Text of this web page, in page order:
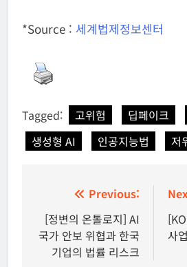
*Source : 세계법제정보센터
Tagged: 고위험 딥페이크
생성형 AI
인공지능법 저
탐
색
Previous:
[정변의 온톨로지] AI
국가 안보 위협과 한국
기업의 법률 리스크
사